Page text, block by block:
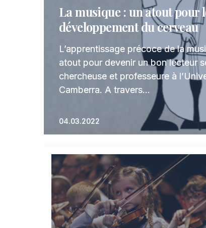
La musique : un atout pour
développement du cerveau
L’apprentissage précoce de la
atout pour devenir un bon lecteur
chercheuse et professeure à
Camberra. A travers…
04.03.2022